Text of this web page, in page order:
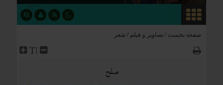
صفحه نخست / تصاویر و فیلم / شعر
صلح